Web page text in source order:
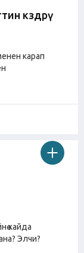
көздөрү
карап
кайда
Элчи?